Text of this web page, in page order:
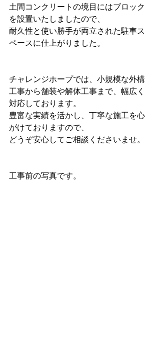
土間コンクリートの境目にはブロック
を設置いたしましたので、
耐久性と使い勝手が両立された駐車ス
ペースに仕上がりました。
チャレンジホープでは、小規模な外構
工事から舗装や解体工事まで、幅広く
対応しております。
豊富な実績を活かし、丁寧な施工を心
がけておりますので、
どうぞ安心してご相談くださいませ。
工事前の写真です。